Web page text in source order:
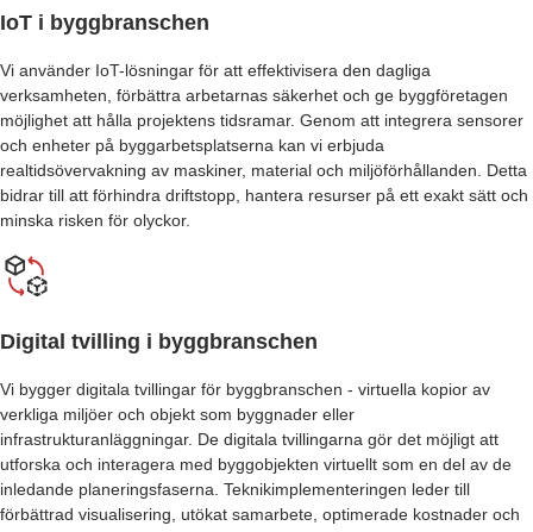
N
P
R
J
E
C
T
M
A
N
A
G
M
N
T
S
O
F
T
IoT i byggbranschen
Vi använder IoT-lösningar för att effektivisera den dagliga
verksamheten, förbättra arbetarnas säkerhet och ge byggföretagen
möjlighet att hålla projektens tidsramar. Genom att integrera sensorer
och enheter på byggarbetsplatserna kan vi erbjuda
realtidsövervakning av maskiner, material och miljöförhållanden. Detta
bidrar till att förhindra driftstopp, hantera resurser på ett exakt sätt och
minska risken för olyckor.
Digital tvilling i byggbranschen
Vi bygger digitala tvillingar för byggbranschen - virtuella kopior av
verkliga miljöer och objekt som byggnader eller
infrastrukturanläggningar. De digitala tvillingarna gör det möjligt att
utforska och interagera med byggobjekten virtuellt som en del av de
inledande planeringsfaserna. Teknikimplementeringen leder till
förbättrad visualisering, utökat samarbete, optimerade kostnader och